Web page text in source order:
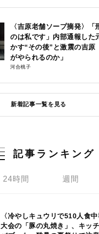
〈吉原老舗ソープ摘発〉「
のは私です」内部通報した
かす“その後”と激震の吉原
がやられるのか」
河合桃子
新着記事一覧を見る
記事ランキング
24時間 週間
〈冷やしキュウリで510人食
大会の「豚の丸焼き」、キッ